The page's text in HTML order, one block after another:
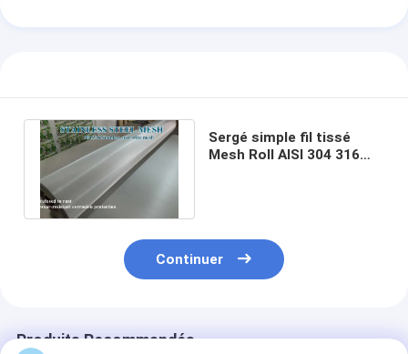
Sergé simple fil tissé
Mesh Roll AISI 304 316
Continuer
Produits Recommandés